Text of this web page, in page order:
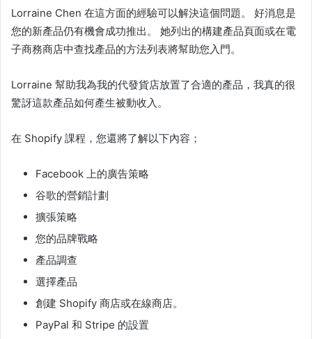
Lorraine Chen 在這方面的經驗可以解決這個問題。 好消息是
您的新產品仍有機會成功推出。 她列出的構建產品頁面或在電
子商務商店中查找產品的方法列表將幫助您入門。
Lorraine 幫助我為我的代發貨店放置了合適的產品，我真的很
驚訝這款產品如何產生被動收入。
在 Shopify 課程 ，您還將了解以下內容；
Facebook 上的廣告策略
谷歌的營銷計劃
擴張策略
您的品牌戰略
產品調查
選擇產品
創建 Shopify 商店或在線商店。
PayPal 和 Stripe 的設置